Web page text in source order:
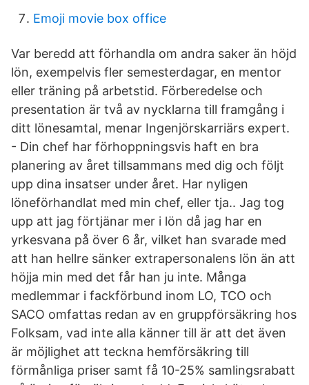
Emoji movie box office
Var beredd att förhandla om andra saker än höjd
lön, exempelvis fler semesterdagar, en mentor
eller träning på arbetstid. Förberedelse och
presentation är två av nycklarna till framgång i
ditt lönesamtal, menar Ingenjörskarriärs expert.
- Din chef har förhoppningsvis haft en bra
planering av året tillsammans med dig och följt
upp dina insatser under året. Har nyligen
löneförhandlat med min chef, eller tja.. Jag tog
upp att jag förtjänar mer i lön då jag har en
yrkesvana på över 6 år, vilket han svarade med
att han hellre sänker extrapersonalens lön än att
höjja min med det får han ju inte. Många
medlemmar i fackförbund inom LO, TCO och
SACO omfattas redan av en gruppförsäkring hos
Folksam, vad inte alla känner till är att det även
är möjlighet att teckna hemförsäkring till
förmånliga priser samt få 10-25% samlingsrabatt